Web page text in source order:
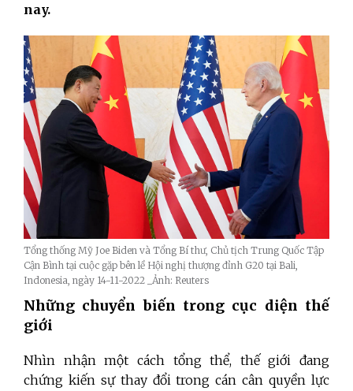
nay.
Tổng thống Mỹ Joe Biden và Tổng Bí thư, Chủ tịch Trung Quốc Tập
Cận Bình tại cuộc gặp bên lề Hội nghị thượng đỉnh G20 tại Bali,
Indonesia, ngày 14-11-2022 _Ảnh: Reuters
Những chuyển biến trong cục diện thế
giới
Nhìn nhận một cách tổng thể, thế giới đang
chứng kiến sự thay đổi trong cán cân quyền lực